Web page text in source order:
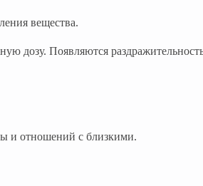
вещества.
дозу. Появляются
и отношений с близкими.